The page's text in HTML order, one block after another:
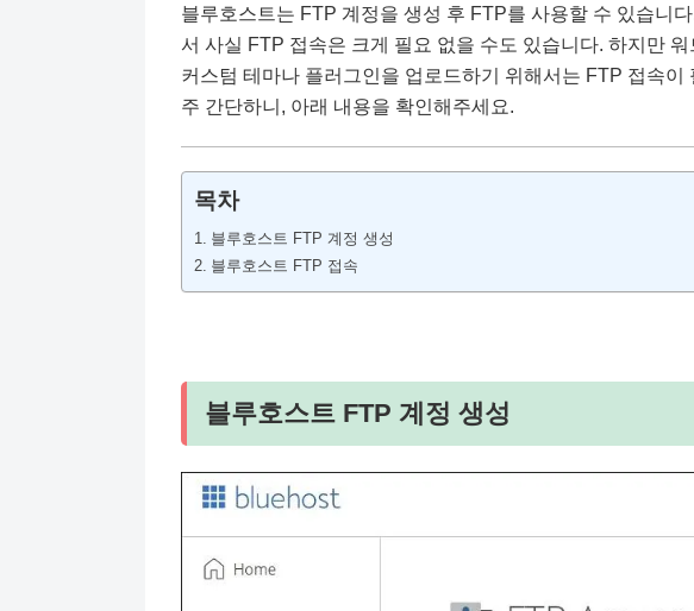
블루호스트는 FTP 계정을 생성 후 FTP를 사용할 수 있습니
서 사실 FTP 접속은 크게 필요 없을 수도 있습니다. 하지만
커스텀 테마나 플러그인을 업로드하기 위해서는 FTP 접속
주 간단하니, 아래 내용을 확인해주세요.
목차
블루호스트 FTP 계정 생성
블루호스트 FTP 접속
블루호스트 FTP 계정 생성